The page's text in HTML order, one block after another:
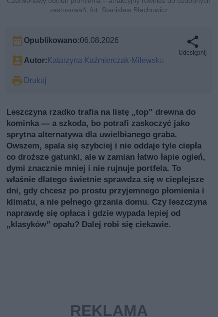
zastosowań, fot. Stanisław Błachowicz
Opublikowano:06.08.2026
Autor: Katarzyna Kaźmierczak-Milewska
Drukuj
Udostępnij
Leszczyna rzadko trafia na listę „top” drewna do
kominka — a szkoda, bo potrafi zaskoczyć jako
sprytna alternatywa dla uwielbianego graba.
Owszem, spala się szybciej i nie oddaje tyle ciepła
co droższe gatunki, ale w zamian łatwo łapie ogień,
dymi znacznie mniej i nie rujnuje portfela. To
właśnie dlatego świetnie sprawdza się w cieplejsze
dni, gdy chcesz po prostu przyjemnego płomienia i
klimatu, a nie pełnego grzania domu. Czy leszczyna
naprawdę się opłaca i gdzie wypada lepiej od
„klasyków” opału? Dalej robi się ciekawie.